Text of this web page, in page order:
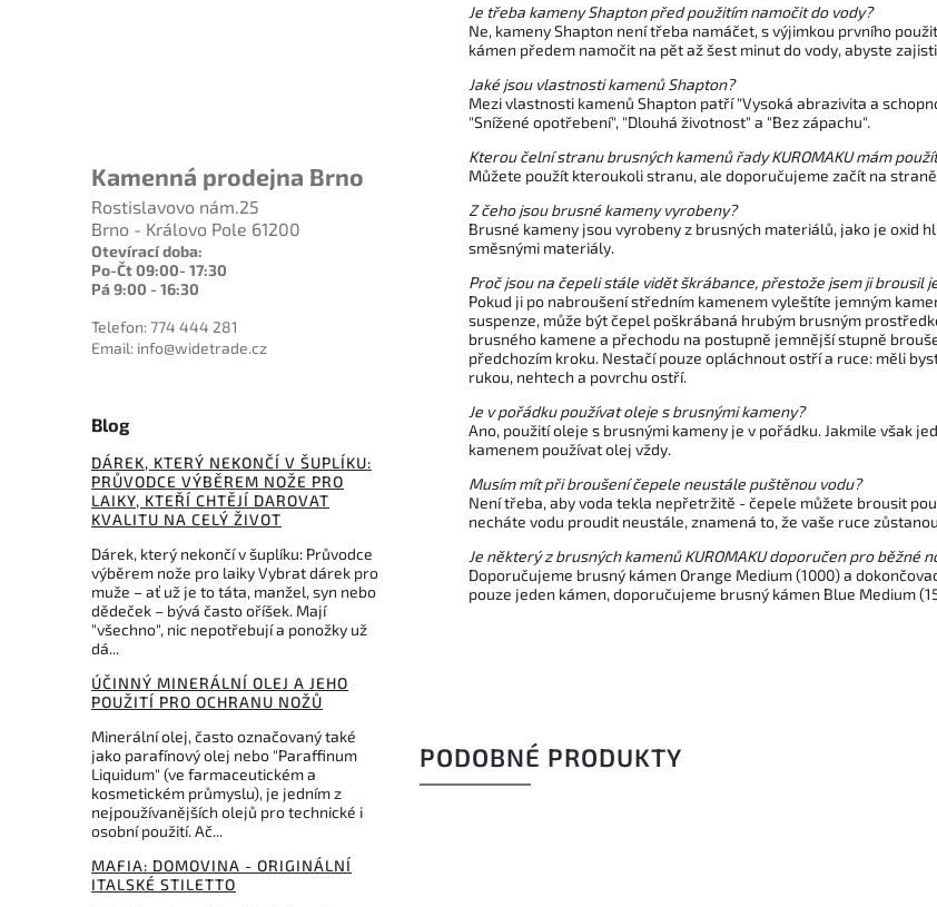
Kamenná prodejna Brno
Rostislavovo nám.25
Brno - Královo Pole 61200
Otevírací doba:
Po-Čt 09:00- 17:30
Pá 9:00 - 16:30
Telefon: 774 444 281
Email: info@widetrade.cz
Blog
DÁREK, KTERÝ NEKONČÍ V ŠUPLÍKU:
PRŮVODCE VÝBĚREM NOŽE PRO
LAIKY, KTEŘÍ CHTĚJÍ DAROVAT
KVALITU NA CELÝ ŽIVOT
Dárek, který nekončí v šuplíku: Průvodce
výběrem nože pro laiky Vybrat dárek pro
muže – ať už je to táta, manžel, syn nebo
dědeček – bývá často oříšek. Mají
"všechno", nic nepotřebují a ponožky už
dá...
ÚČINNÝ MINERÁLNÍ OLEJ A JEHO
POUŽITÍ PRO OCHRANU NOŽŮ
Minerální olej, často označovaný také
jako parafínový olej nebo "Paraffinum
Liquidum" (ve farmaceutickém a
kosmetickém průmyslu), je jedním z
nejpoužívanějších olejů pro technické i
osobní použití. Ač...
MAFIA: DOMOVINA - ORIGINÁLNÍ
ITALSKÉ STILETTO
Je třeba kameny Shapton před použitím namočit do vody?
Ne, kameny Shapton není třeba namáčet, s výjimkou prvního
kámen předem namočit na pět až šest minut do vody, abyste
Jaké jsou vlastnosti kamenů Shapton?
Mezi vlastnosti kamenů Shapton patří "Vysoká abrazivita a
"Snížené opotřebení", "Dlouhá životnost" a "Bez zápachu".
Kterou čelní stranu brusných kamenů řady KUROMAKU mám
Můžete použít kteroukoli stranu, ale doporučujeme začít na
Z čeho jsou brusné kameny vyrobeny?
Brusné kameny jsou vyrobeny z brusných materiálů, jako je oxid
směsnými materiály.
Proč jsou na čepeli stále vidět škrábance, přestože jsem ji brousil
Pokud ji po nabroušení středním kamenem vyleštíte jemným
suspenze, může být čepel poškrábaná hrubým brusným
brusného kamene a přechodu na postupně jemnější stupně
předchozím kroku. Nestačí pouze opláchnout ostří a ruce: měli
rukou, nehtech a povrchu ostří.
Je v pořádku používat oleje s brusnými kameny?
Ano, použití oleje s brusnými kameny je v pořádku. Jakmile však
kamenem používat olej vždy.
Musím mít při broušení čepele neustále puštěnou vodu?
Není třeba, aby voda tekla nepřetržitě - čepele můžete brousit
necháte vodu proudit neustále, znamená to, že vaše ruce
Je některý z brusných kamenů KUROMAKU doporučen pro běžné
Doporučujeme brusný kámen Orange Medium (1000) a
pouze jeden kámen, doporučujeme brusný kámen Blue Medium
PODOBNÉ PRODUKTY